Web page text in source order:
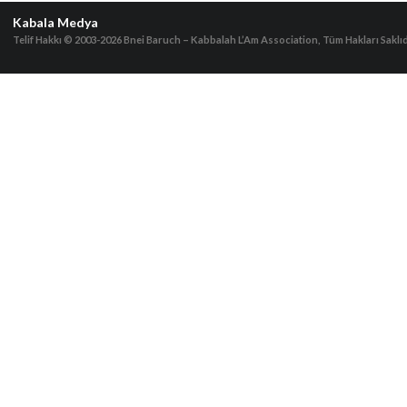
Kabala Medya
Telif Hakkı © 2003-2026Bnei Baruch – Kabbalah L’Am Association, Tüm Hakları